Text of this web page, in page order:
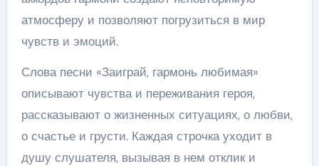
атмосферу и позволяют погрузиться в мир
чувств и эмоций.
Слова песни «Заиграй, гармонь любимая»
описывают чувства и переживания героя,
рассказывают о жизненных ситуациях, о любви,
о счастье и грусти. Каждая строчка уходит в
душу слушателя, вызывая в нем отклик и